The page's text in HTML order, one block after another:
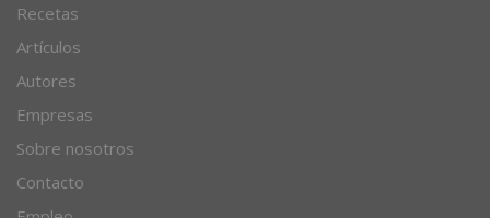
Recetas
Artículos
Autores
Empresas
Sobre nosotros
Contacto